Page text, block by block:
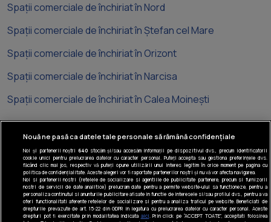
Spații comerciale de închiriat în Nord
Spații comerciale de închiriat în Ștefan cel Mare
Spații comerciale de închiriat în Orizont
Spații comerciale de închiriat în Narcisa
Spații comerciale de închiriat în Calea Moinești
Tel: +40 374 40 44 99
Iride Business Park, Bld. Dimitrie
Pompeiu 9-9A, Clădirea B2B, 020335,
sector 2, București, România
Nouă ne pasă ca datele tale personale să rămână confidențiale
Noi și partenerii noștri 640stocăm și/sau accesăm informații pe dispozitivul dvs., precum identificatorii
cookie unici pentru prelucrarea datelor cu caracter personal. Puteți accepta sau gestiona preferințele dvs.
făcând clic mai jos, respectiv vă puteți opune utilizării unui interes legitim în orice moment pe pagina cu
politica de confidențialitate. Aceste alegeri vor fi raportate partenerilor noștri și nu vă vor afecta navigarea.
Noi si partenerii nostri (retelele de socializare si agentiile de publicitate partenere, precum si furnizorii
nostri de servicii de date analitice) prelucram date pentru a permite website-ului sa functioneze, pentru a
personaliza continutul si anunturile publicitare afisate in functie de interesele si/sau profilul dvs., pentru a va
oferi functionalitati aferente retelelor de socializare si pentru a analiza traficul pe website. Beneficiati de
drepturile prevazute de art. 15-22 din GDPR in legatura cu prelucrarea datelor cu caracter personal. Aceste
drepturi pot fi exercitate prin modalitatea indicata aici . Prin click pe “ACCEPT TOATE”, acceptati folosirea